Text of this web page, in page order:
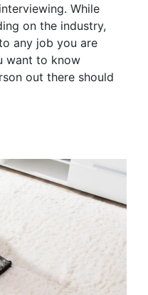
While
on the industry,
any job you are
want to know
out there should